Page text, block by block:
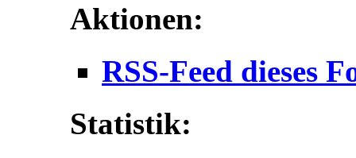
Aktionen:
RSS-Feed dieses
Statistik: